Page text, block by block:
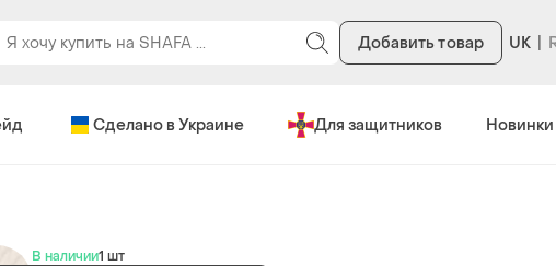
Добавить товар UK
Сделано в Украине Для защитников Новинки
В наличии1 шт